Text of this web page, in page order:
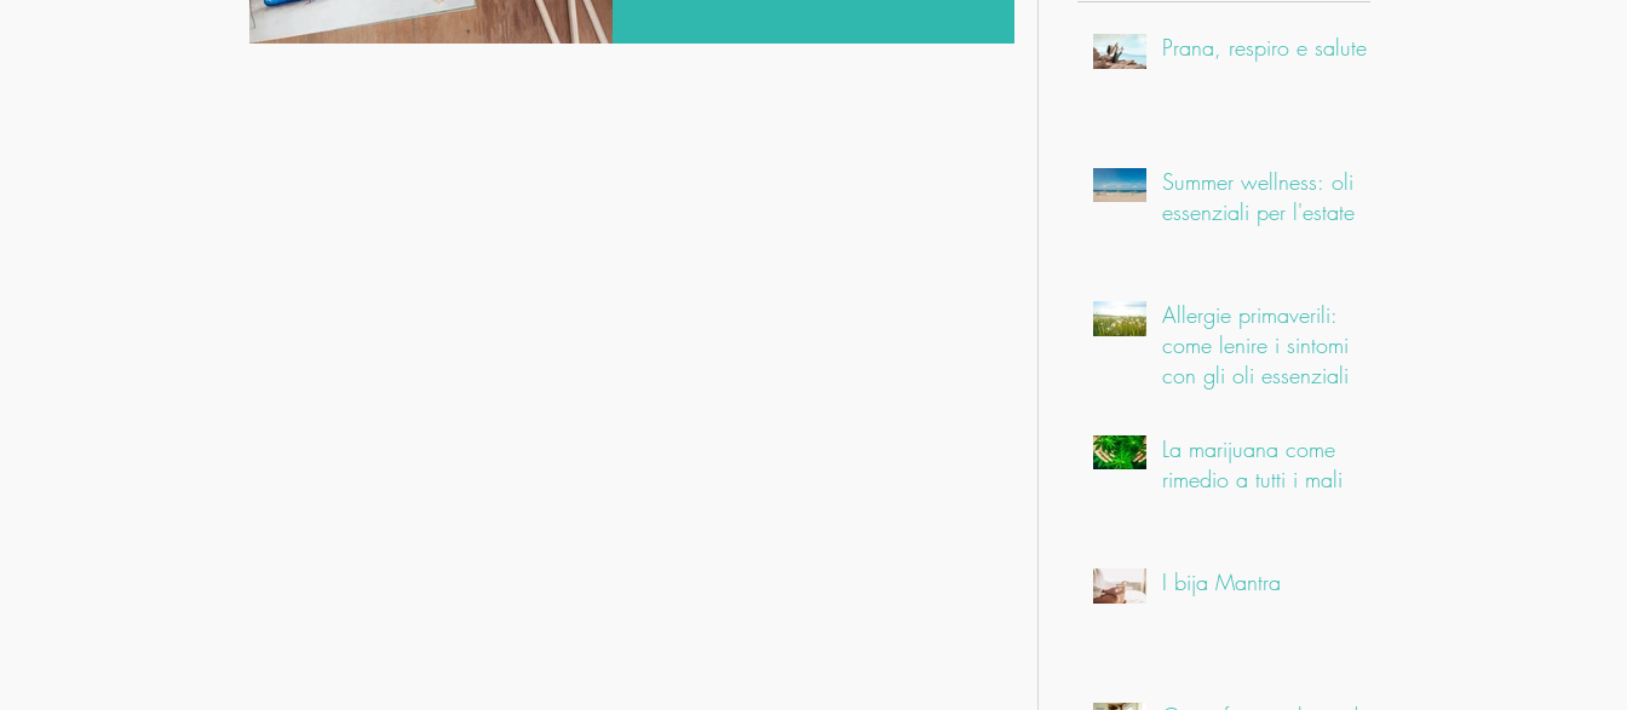
Prana, respiro e salute
Summer wellness: oli
essenziali per l'estate
Allergie primaverili:
come lenire i sintomi
con gli oli essenziali
La marijuana come
rimedio a tutti i mali
I bija Mantra